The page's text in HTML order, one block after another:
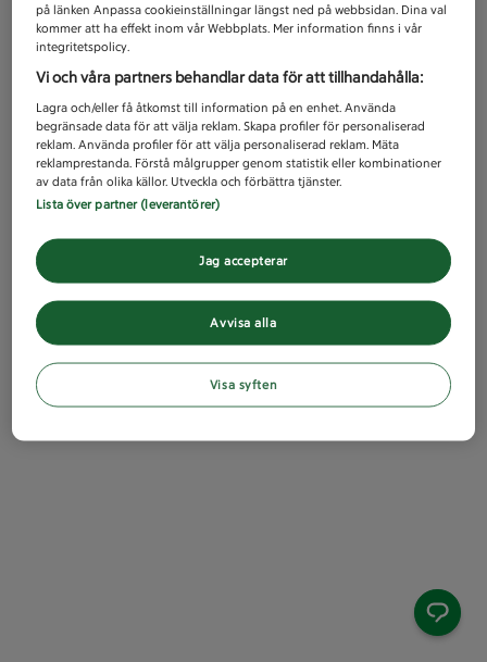
på länken Anpassa cookieinställningar längst ned på webbsidan. Dina val
kommer att ha effekt inom vår Webbplats. Mer information finns i vår
integritetspolicy.
Vi och våra partners behandlar data för att tillhandahålla:
Lagra och/eller få åtkomst till information på en enhet. Använda
begränsade data för att välja reklam. Skapa profiler för personaliserad
reklam. Använda profiler för att välja personaliserad reklam. Mäta
reklamprestanda. Förstå målgrupper genom statistik eller kombinationer
av data från olika källor. Utveckla och förbättra tjänster.
Lista över partner (leverantörer)
Avvisa alla
Jag accepterar
Visa syften